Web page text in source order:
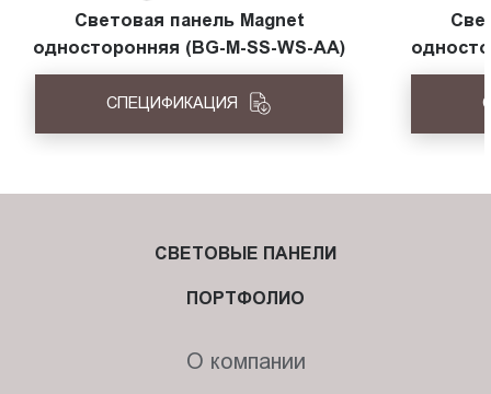
Световая панель Magnet
односторонняя (BG-M-SS-WS-AА)
СПЕЦИФИКАЦИЯ
СВЕТОВЫЕ ПАНЕЛИ
ПОРТФОЛИО
О компании